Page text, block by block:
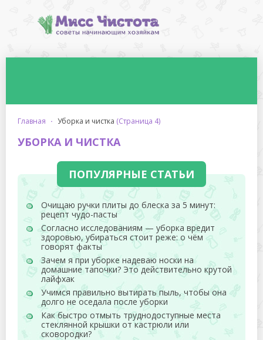
главная · уборка и чистка (Страница 4)
УБОРКА И ЧИСТКА
ПОПУЛЯРНЫЕ СТАТЬИ
Очищаю ручки плиты до блеска за 5 минут:
рецепт чудо-пасты
Согласно исследованиям — уборка вредит
здоровью, убираться стоит реже: о чём
говорят факты
Зачем я при уборке надеваю носки на
домашние тапочки? Это действительно крутой
лайфхак
Учимся правильно вытирать пыль, чтобы она
долго не оседала после уборки
Как быстро отмыть труднодоступные места
стеклянной крышки от кастрюли или
сковородки?